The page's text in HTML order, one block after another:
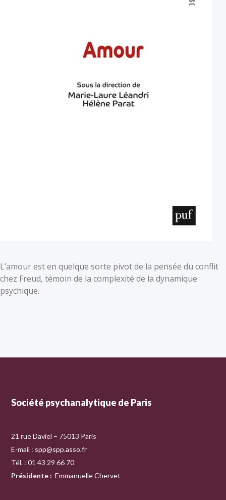
L’amour est en quelque sorte pivot de la pensée du conflit
chez Freud, témoin de la complexité de la dynamique
psychique.
Société psychanalytique de Paris
21 rue Daviel – 75013 Paris
E-mail : spp@spp.asso.fr
Tél. : 01 43 29 66 70
Présidente : Emmanuelle Chervet